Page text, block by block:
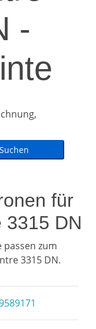
-
für
3315 DN
zum
3315 DN.